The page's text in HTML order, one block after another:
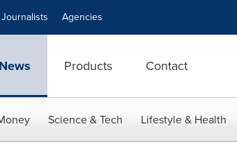
Journalists Agencies
News Products Contact
Science & Tech Lifestyle & Health